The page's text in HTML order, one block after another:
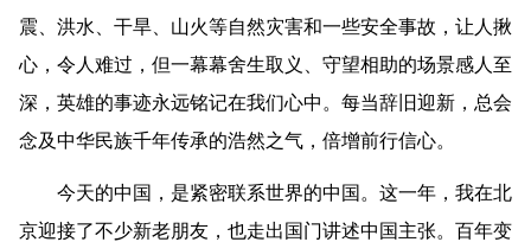
震、洪水、干旱、山火等自然灾害和一些安全事故，让人揪
心，令人难过，但一幕幕舍生取义、守望相助的场景感人至
深，英雄的事迹永远铭记在我们心中。每当辞旧迎新，总会
念及中华民族千年传承的浩然之气，倍增前行信心。
今天的中国，是紧密联系世界的中国。这一年，我在北
京迎接了不少新老朋友，也走出国门讲述中国主张。百年变